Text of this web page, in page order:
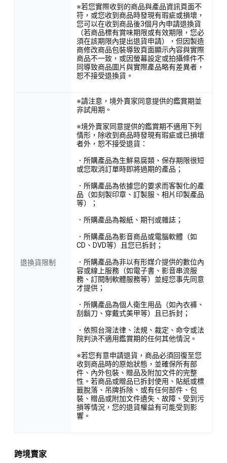
※若您實際收到的商品與產品資訊頁面不
符，或您收到商品時發現有瑕疵或損壞，
您可以在收到商品後3個月內申請退換貨
（若商品標有賞味期限或有效期限，您必
須在該期限內提出退貨申請），但因製造
商修改商品包裝導致頁面顯示內容與實際
商品不一致，或因螢幕設定或拍攝條件不
同導致商品圖片與實際產品略有差異者，
恕不接受退換貨。
退換貨限制
※請注意，境外賣家同意提供的鑑賞期並
非試用期。
※境外賣家同意提供的鑑賞期不適用下列
情形，除收到商品時發現有瑕疵或已損壞
者外，恕不接受退貨：
．所購產品為生鮮易腐類、保存期限很短
或您取消訂單時即將過期的產品；
．所購產品為依據您的要求而客製化的產
品（如刻製印章、訂製服、相片印製產品
等）；
．所購產品為報紙、期刊或雜誌；
．所購產品為影音商品或電腦軟體（如
CD、DVD等）且您已拆封；
．所購產品為非以有形媒介提供的數位內
容或線上服務（如電子書、影音串流服
務、訂閱制軟體服務等）並經您事先同意
才提供；
．所購產品為個人衛生用品（如內衣褲、
刮鬍刀、穿戴式美甲等）且已拆封；
．依照台灣法律、法規、裁定、命令或法
院判決不適用鑑賞期的任何其他情況。
※若您有意申請退貨，商品必須回復至您
收到商品時的原始狀態，並確保所有部
件、內外包裝、贈品及附加文件的完整
性。若商品或贈品已拆封使用、貼紙或標
籤脫落、吊牌拆除、或有任何部件、包
裝、贈品或附加文件遺失、故障、受到污
損等情況，您的退貨權益有可能受到影
響。
跨境賣家